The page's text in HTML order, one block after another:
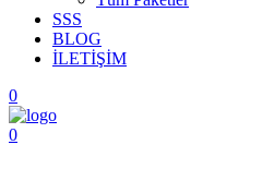
SSS
BLOG
İLETİŞİM
0
0